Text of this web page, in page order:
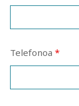
Telefonoa *